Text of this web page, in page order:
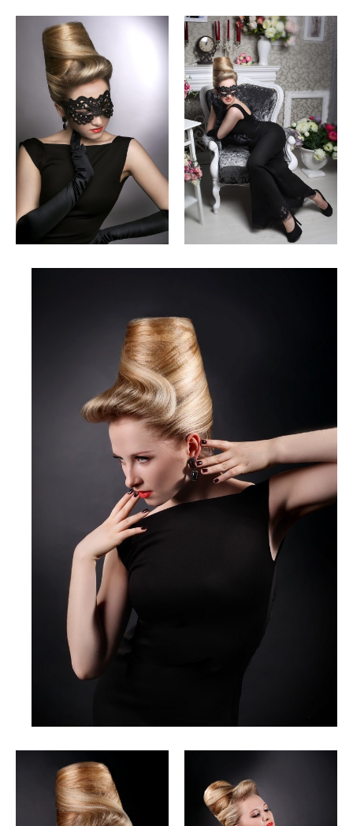
Работы парикмахера-модельера
Натальи Кудрявцевой для
международного конкурса STYLE
MASTERS в Париже